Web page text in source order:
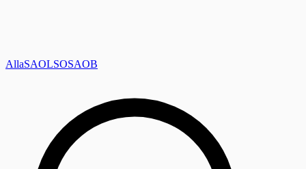
AllaSAOLSOSAOB